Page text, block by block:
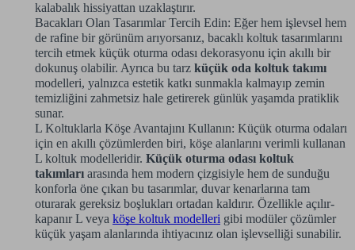
kalabalık hissiyattan uzaklaştırır.
Bacakları Olan Tasarımlar Tercih Edin: Eğer hem işlevsel hem
de rafine bir görünüm arıyorsanız, bacaklı koltuk tasarımlarını
tercih etmek küçük oturma odası dekorasyonu için akıllı bir
dokunuş olabilir. Ayrıca bu tarz küçük oda koltuk takımı
modelleri, yalnızca estetik katkı sunmakla kalmayıp zemin
temizliğini zahmetsiz hale getirerek günlük yaşamda pratiklik
sunar.
L Koltuklarla Köşe Avantajını Kullanın: Küçük oturma odaları
için en akıllı çözümlerden biri, köşe alanlarını verimli kullanan
L koltuk modelleridir. Küçük oturma odası koltuk
takımları arasında hem modern çizgisiyle hem de sunduğu
konforla öne çıkan bu tasarımlar, duvar kenarlarına tam
oturarak gereksiz boşlukları ortadan kaldırır. Özellikle açılır-
kapanır L veya köşe koltuk modelleri gibi modüler çözümler
küçük yaşam alanlarında ihtiyacınız olan işlevselliği sunabilir.